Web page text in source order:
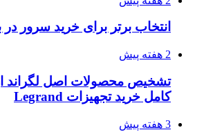
انتخاب برتر برای خرید سرور در
2 هفته پیش
تشخیص محصولات اصل لگراند
کامل خرید تجهیزات Legrand
3 هفته پیش